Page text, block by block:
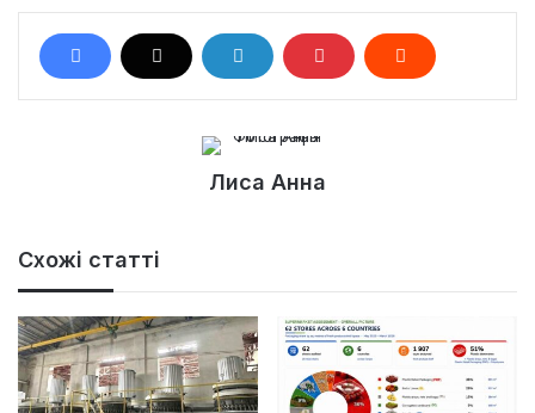
Лиса Анна
Схожі статті